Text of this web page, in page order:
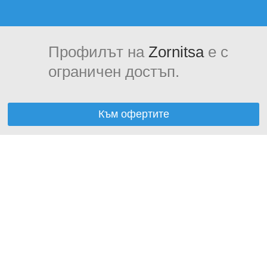
Профилът на Zornitsaе с
ограничен достъп.
Към офертите